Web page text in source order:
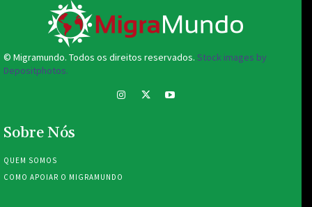
© Migramundo. Todos os direitos reservados. Stock images by
Depositphotos.
Sobre Nós
QUEM SOMOS
COMO APOIAR O MIGRAMUNDO